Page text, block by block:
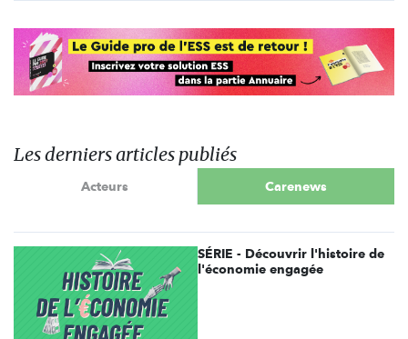
Les derniers articles publiés
Acteurs Carenews
SÉRIE - Découvrir l'histoire de
l'économie engagée